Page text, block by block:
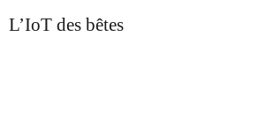
L’IoT des bêtes